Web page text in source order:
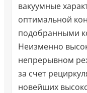
вакуумные
оптимальной
подобранными
Неизменно
непрерывном
за счет
новейших